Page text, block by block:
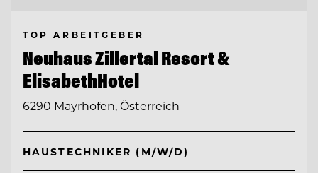
TOP ARBEITGEBER
Neuhaus Zillertal Resort &
ElisabethHotel
6290 Mayrhofen, Österreich
HAUSTECHNIKER (M/W/D)